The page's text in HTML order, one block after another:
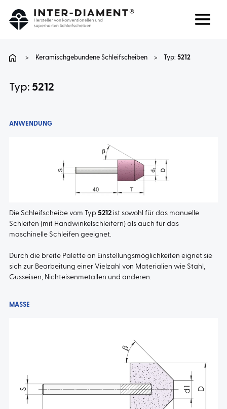
KONTAKT
> Keramischgebundene Schleifscheiben > Typ:5212
Typ: 5212
ANWENDUNG
Die Schleifscheibe vom Typ 5212ist sowohl für das manuelle
Schleifen (mit Handwinkelschleifern) als auch für das
maschinelle Schleifen geeignet.
Durch die breite Palette an Einstellungsmöglichkeiten eignet sie
sich zur Bearbeitung einer Vielzahl von Materialien wie Stahl,
Gusseisen, Nichteisenmetallen und anderen.
MASSE